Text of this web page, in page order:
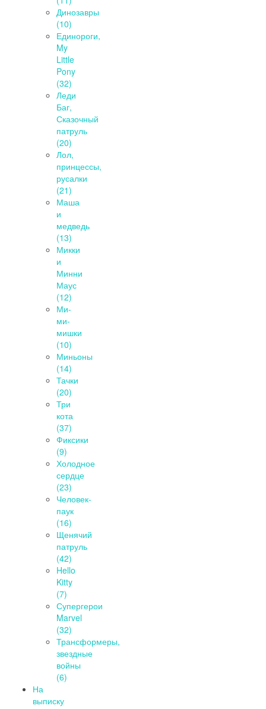
Динозавры
(10)
Единороги,
My
Little
Pony
(32)
Леди
Баг,
Сказочный
патруль
(20)
Лол,
принцессы,
русалки
(21)
Маша
и
медведь
(13)
Микки
и
Минни
Маус
(12)
Ми-
ми-
мишки
(10)
Миньоны
(14)
Тачки
(20)
Три
кота
(37)
Фиксики
(9)
Холодное
сердце
(23)
Человек-
паук
(16)
Щенячий
патруль
(42)
Hello
Kitty
(7)
Супергерои
Marvel
(32)
Трансформеры,
звездные
войны
(6)
На
выписку